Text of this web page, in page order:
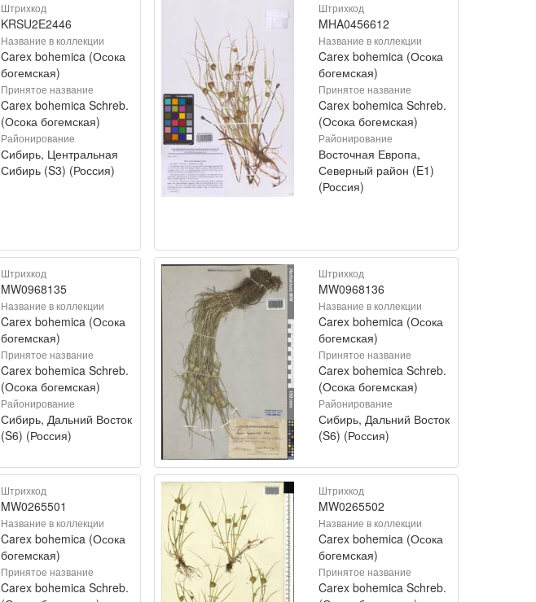
Штрихкод
KRSU2E2446
Название в коллекции
Carex bohemica (Осока
богемская)
Принятое название
Carex bohemica Schreb.
(Осока богемская)
Районирование
Сибирь, Центральная
Сибирь (S3) (Россия)
Штрихкод
MHA0456612
Название в коллекции
Carex bohemica (Осока
богемская)
Принятое название
Carex bohemica Schreb.
(Осока богемская)
Районирование
Восточная Европа,
Северный район (E1)
(Россия)
Штрихкод
MW0968135
Название в коллекции
Carex bohemica (Осока
богемская)
Принятое название
Carex bohemica Schreb.
(Осока богемская)
Районирование
Сибирь, Дальний Восток
(S6) (Россия)
Штрихкод
MW0968136
Название в коллекции
Carex bohemica (Осока
богемская)
Принятое название
Carex bohemica Schreb.
(Осока богемская)
Районирование
Сибирь, Дальний Восток
(S6) (Россия)
Штрихкод
MW0265501
Название в коллекции
Carex bohemica (Осока
богемская)
Принятое название
Carex bohemica Schreb.
Штрихкод
MW0265502
Название в коллекции
Carex bohemica (Осока
богемская)
Принятое название
Carex bohemica Schreb.